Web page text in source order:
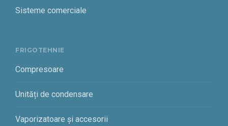
Sisteme comerciale
FRIGOTEHNIE
Compresoare
Unități de condensare
Vaporizatoare și accesorii